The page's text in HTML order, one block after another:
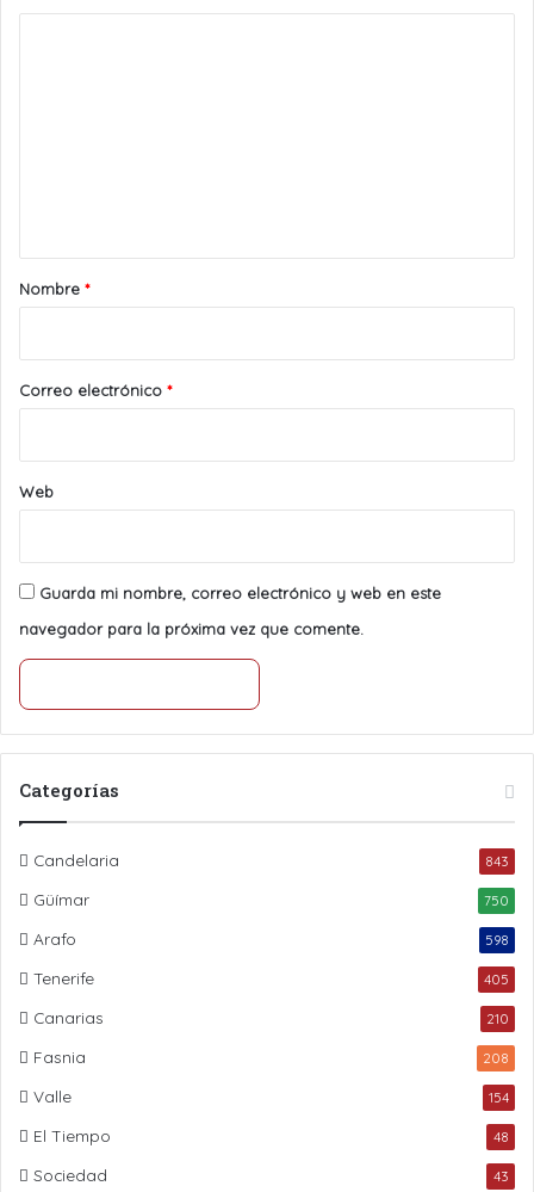
r
*
Nombre *
Correo electrónico *
Web
Guarda mi nombre, correo electrónico y web en este
navegador para la próxima vez que comente.
Categorías
Candelaria 843
Güímar 750
Arafo 598
Tenerife 405
Canarias 210
Fasnia 208
Valle 154
El Tiempo 48
Sociedad 43